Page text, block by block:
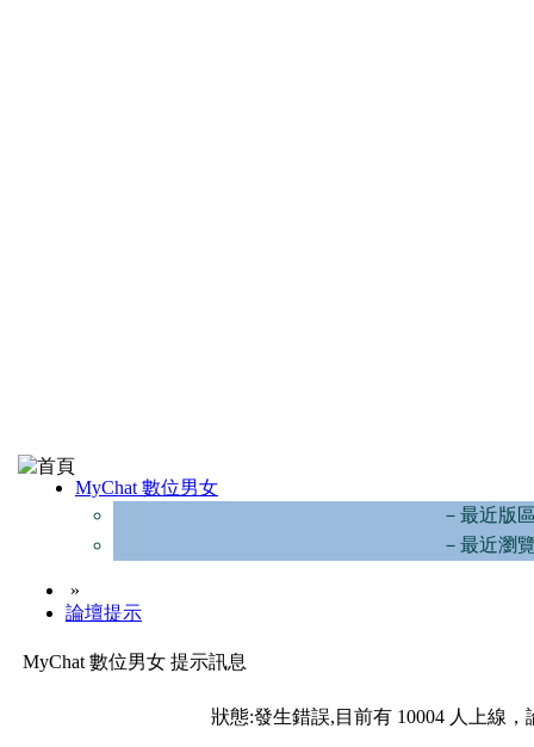
MyChat 數位男女
－最近版
－最近瀏
»
論壇提示
MyChat 數位男女 提示訊息
狀態:發生錯誤,目前有 10004 人上線